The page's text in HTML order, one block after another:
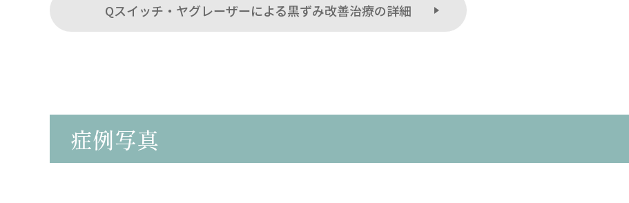
Qスイッチ・ヤグレーザーによる黒ずみ改善治療の詳細
症例写真